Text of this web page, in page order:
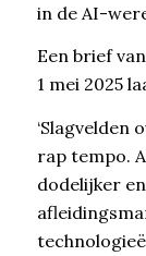
in de AI-
Een brief
1 mei 2025
‘Slagvelden
rap tempo.
dodelijker